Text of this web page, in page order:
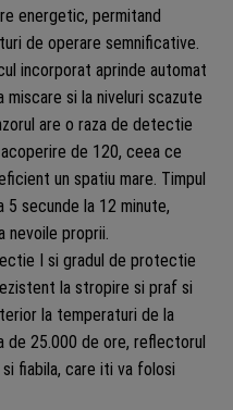
energetic, permitand
de operare semnificative.
incorporat aprinde automat
si la niveluri scazute
are o raza de detectie
de 120, ceea ce
un spatiu mare. Timpul
secunde la 12 minute,
nevoile proprii.
I si gradul de protectie
la stropire si praf si
la temperaturi de la
de 25.000 de ore, reflectorul
fiabila, care iti va folosi